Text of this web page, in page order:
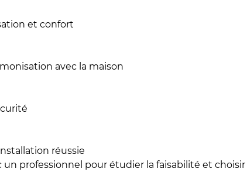
et confort
avec la maison
réussie
un professionnel pour étudier la faisabilité et